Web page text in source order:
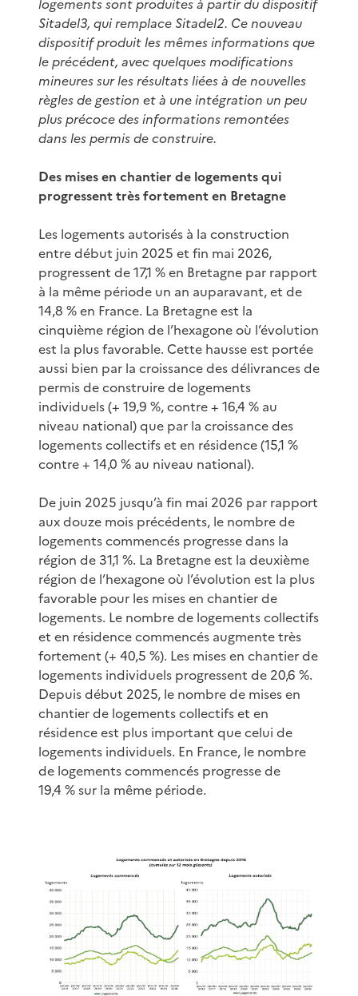
Sitadel3, qui remplace Sitadel2. Ce nouveau
dispositif produit les mêmes informations que
le précédent, avec quelques modifications
mineures sur les résultats liées à de nouvelles
règles de gestion et à une intégration un peu
plus précoce des informations remontées
dans les permis de construire.
Des mises en chantier de logements qui
progressent très fortement en Bretagne
Les logements autorisés à la construction
entre début juin 2025 et fin mai 2026,
progressent de 17,1 % en Bretagne par rapport
à la même période un an auparavant, et de
14,8 % en France. La Bretagne est la
cinquième région de l’hexagone où l’évolution
est la plus favorable. Cette hausse est portée
aussi bien par la croissance des délivrances de
permis de construire de logements
individuels (+ 19,9 %, contre + 16,4 % au
niveau national) que par la croissance des
logements collectifs et en résidence (15,1 %
contre + 14,0 % au niveau national).
De juin 2025 jusqu’à fin mai 2026 par rapport
aux douze mois précédents, le nombre de
logements commencés progresse dans la
région de 31,1 %. La Bretagne est la deuxième
région de l’hexagone où l’évolution est la plus
favorable pour les mises en chantier de
logements. Le nombre de logements collectifs
et en résidence commencés augmente très
fortement (+ 40,5 %). Les mises en chantier de
logements individuels progressent de 20,6 %.
Depuis début 2025, le nombre de mises en
chantier de logements collectifs et en
résidence est plus important que celui de
logements individuels. En France, le nombre
de logements commencés progresse de
19,4 % sur la même période.